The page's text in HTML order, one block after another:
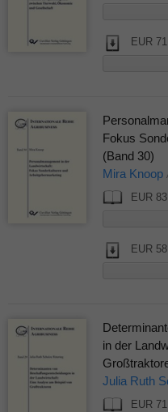
EUR
Fokus
(Band 30)
Mira Knoop
EUR
EUR
in der
Julia Ruth
EUR